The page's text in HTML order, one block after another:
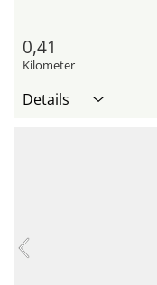
0,41
Kilometer
Details